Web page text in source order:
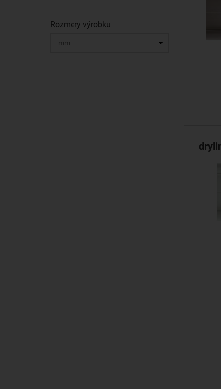
Rozmery výrobku